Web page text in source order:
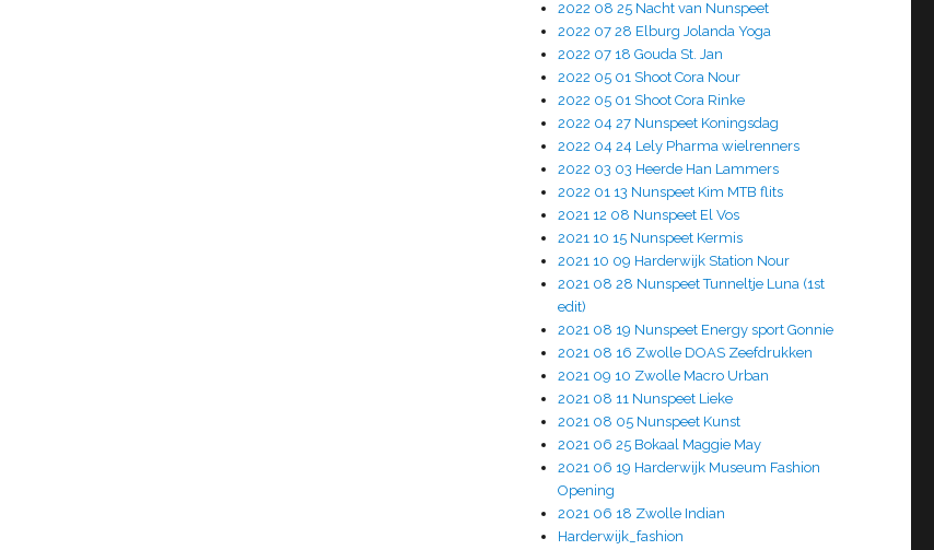
2022 08 25 Nacht van Nunspeet
2022 07 28 Elburg Jolanda Yoga
2022 07 18 Gouda St. Jan
2022 05 01 Shoot Cora Nour
2022 05 01 Shoot Cora Rinke
2022 04 27 Nunspeet Koningsdag
2022 04 24 Lely Pharma wielrenners
2022 03 03 Heerde Han Lammers
2022 01 13 Nunspeet Kim MTB flits
2021 12 08 Nunspeet El Vos
2021 10 15 Nunspeet Kermis
2021 10 09 Harderwijk Station Nour
2021 08 28 Nunspeet Tunneltje Luna (1st
edit)
2021 08 19 Nunspeet Energy sport Gonnie
2021 08 16 Zwolle DOAS Zeefdrukken
2021 09 10 Zwolle Macro Urban
2021 08 11 Nunspeet Lieke
2021 08 05 Nunspeet Kunst
2021 06 25 Bokaal Maggie May
2021 06 19 Harderwijk Museum Fashion
Opening
2021 06 18 Zwolle Indian
Harderwijk_fashion